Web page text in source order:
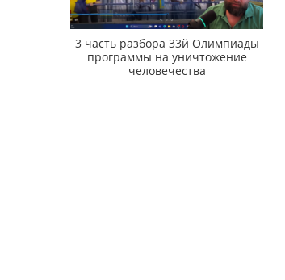
3 часть разбора 33й Олимпиады
программы на уничтожение
человечества